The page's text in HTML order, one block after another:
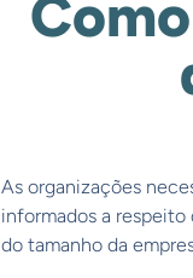
As organizações
informados a
do tamanho da